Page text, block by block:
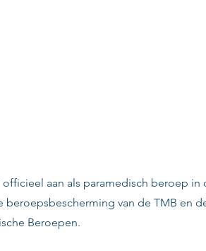
aan als paramedisch beroep in
beroepsbescherming van de TMB en
Beroepen.